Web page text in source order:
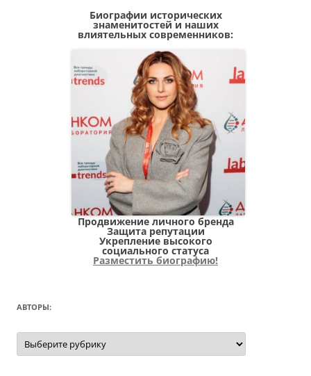
Биографии исторических
знаменитостей и наших
влиятельных современников:
Продвижение личного бренда
Защита репутации
Укрепление высокого
социального статуса
Разместить биографию!
АВТОРЫ:
Авторы: